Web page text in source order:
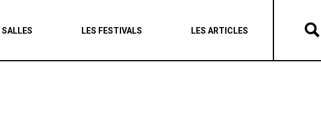
SALLES LES FESTIVALS LES ARTICLES